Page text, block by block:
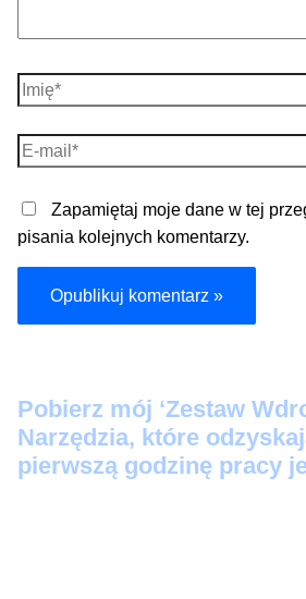
Imię*
E-
mail*
Zapamiętaj moje dane w tej
pisania kolejnych komentarzy.
Pobierz mój ‘Zestaw
Narzędzia, które
pierwszą godzinę pracy